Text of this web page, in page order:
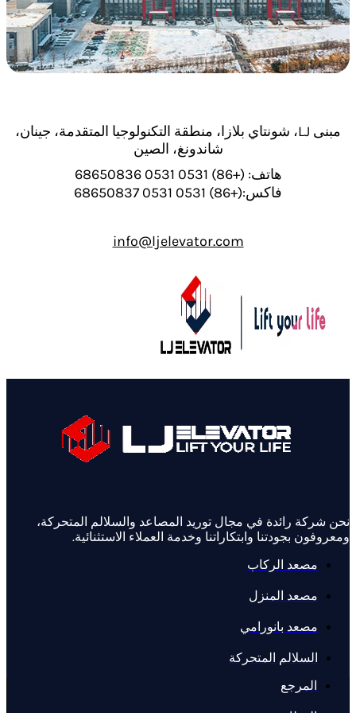
مبنى LJ، شونتاي بلازا، منطقة التكنولوجيا المتقدمة، جينان،
شاندونغ، الصين
هاتف: (+86) 0531 0531 68650836
فاكس:(+86) 0531 0531 68650837
info@ljelevator.com
رائدة في مجال توريد المصاعد والسلالم المتحركة،
بجودتنا وابتكاراتنا وخدمة العملاء الاستثنائية.
مصعد الركاب
مصعد المنزل
مصعد بانورامي
السلالم المتحركة
المرجع